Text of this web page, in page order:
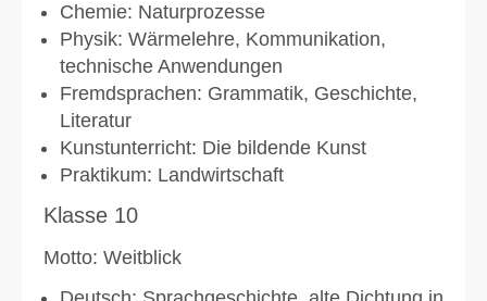
Chemie: Naturprozesse
Physik: Wärmelehre, Kommunikation,
technische Anwendungen
Fremdsprachen: Grammatik, Geschichte,
Literatur
Kunstunterricht: Die bildende Kunst
Praktikum: Landwirtschaft
Klasse 10
Motto: Weitblick